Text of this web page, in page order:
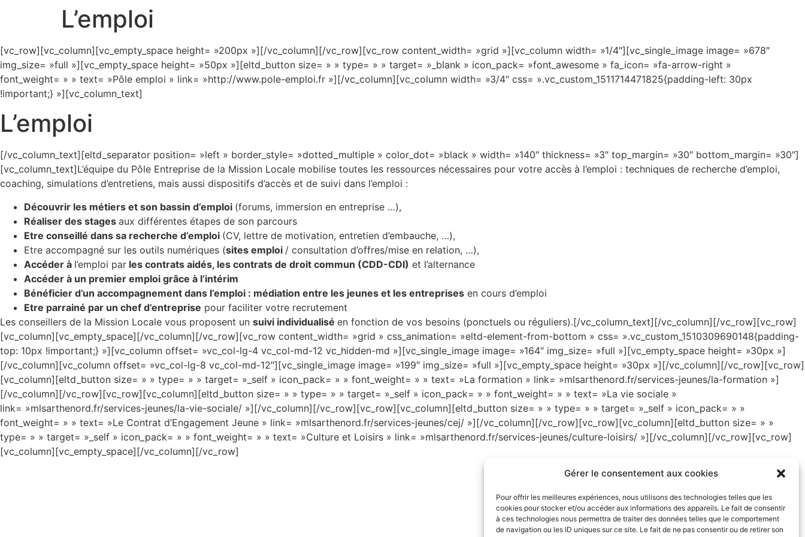
Gérer le consentement aux cookies
Pour offrir les meilleures expériences, nous utilisons des technologies telles que les
cookies pour stocker et/ou accéder aux informations des appareils. Le fait de consentir
à ces technologies nous permettra de traiter des données telles que le comportement
de navigation ou les ID uniques sur ce site. Le fait de ne pas consentir ou de retirer son
L’emploi
[vc_row][vc_column][vc_empty_space height= »200px »][/vc_column][/vc_row][vc_row content_width= »grid »][vc_column width= »1/4″][vc_single_image image= »678″
img_size= »full »][vc_empty_space height= »50px »][eltd_button size= » » type= » » target= »_blank » icon_pack= »font_awesome » fa_icon= »fa-arrow-right »
font_weight= » » text= »Pôle emploi » link= »http://www.pole-emploi.fr »][/vc_column][vc_column width= »3/4″ css= ».vc_custom_1511714471825{padding-left: 30px
!important;} »][vc_column_text]
L’emploi
[/vc_column_text][eltd_separator position= »left » border_style= »dotted_multiple » color_dot= »black » width= »140″ thickness= »3″ top_margin= »30″ bottom_margin= »30″]
[vc_column_text]L’équipe du Pôle Entreprise de la Mission Locale mobilise toutes les ressources nécessaires pour votre accès à l’emploi : techniques de recherche d’emploi,
coaching, simulations d’entretiens, mais aussi dispositifs d’accès et de suivi dans l’emploi :
Découvrir les métiers et son bassin d’emploi (forums, immersion en entreprise …),
Réaliser des stages aux différentes étapes de son parcours
Etre conseillé dans sa recherche d’emploi (CV, lettre de motivation, entretien d’embauche, …),
Etre accompagné sur les outils numériques (sites emploi / consultation d’offres/mise en relation, …),
Accéder à l’emploi par les contrats aidés, les contrats de droit commun (CDD-CDI) et l’alternance
Accéder à un premier emploi grâce à l’intérim
Bénéficier d’un accompagnement dans l’emploi : médiation entre les jeunes et les entreprises en cours d’emploi
Etre parrainé par un chef d’entreprise pour faciliter votre recrutement
Les conseillers de la Mission Locale vous proposent un suivi individualisé en fonction de vos besoins (ponctuels ou réguliers).[/vc_column_text][/vc_column][/vc_row][vc_row]
[vc_column][vc_empty_space][/vc_column][/vc_row][vc_row content_width= »grid » css_animation= »eltd-element-from-bottom » css= ».vc_custom_1510309690148{padding-
top: 10px !important;} »][vc_column offset= »vc_col-lg-4 vc_col-md-12 vc_hidden-md »][vc_single_image image= »164″ img_size= »full »][vc_empty_space height= »30px »]
[/vc_column][vc_column offset= »vc_col-lg-8 vc_col-md-12″][vc_single_image image= »199″ img_size= »full »][vc_empty_space height= »30px »][/vc_column][/vc_row][vc_row]
[vc_column][eltd_button size= » » type= » » target= »_self » icon_pack= » » font_weight= » » text= »La formation » link= »mlsarthenord.fr/services-jeunes/la-formation »]
[/vc_column][/vc_row][vc_row][vc_column][eltd_button size= » » type= » » target= »_self » icon_pack= » » font_weight= » » text= »La vie sociale »
link= »mlsarthenord.fr/services-jeunes/la-vie-sociale/ »][/vc_column][/vc_row][vc_row][vc_column][eltd_button size= » » type= » » target= »_self » icon_pack= » »
font_weight= » » text= »Le Contrat d’Engagement Jeune » link= »mlsarthenord.fr/services-jeunes/cej/ »][/vc_column][/vc_row][vc_row][vc_column][eltd_button size= » »
type= » » target= »_self » icon_pack= » » font_weight= » » text= »Culture et Loisirs » link= »mlsarthenord.fr/services-jeunes/culture-loisirs/ »][/vc_column][/vc_row][vc_row]
[vc_column][vc_empty_space][/vc_column][/vc_row]